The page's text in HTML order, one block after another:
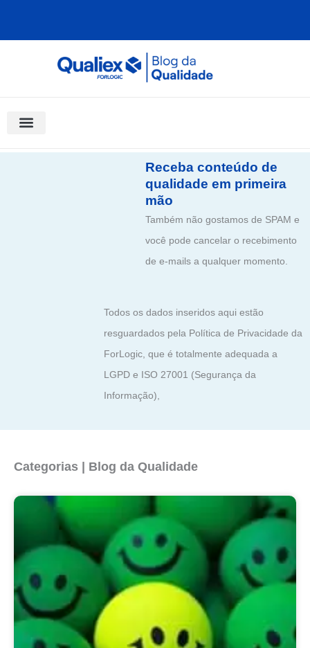
Receba conteúdo de
qualidade em primeira
mão
Também não gostamos de SPAM e
você pode cancelar o recebimento
de e-mails a qualquer momento.
Todos os dados inseridos aqui estão
resguardados pela Política de Privacidade da
ForLogic, que é totalmente adequada a
LGPD e ISO 27001 (Segurança da
Informação),
Categorias | Blog da Qualidade